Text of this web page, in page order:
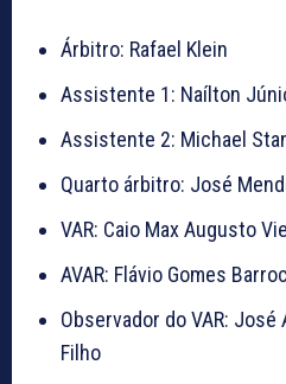
Árbitro: Rafael Klein
Assistente 1: Naílton
Assistente 2: Michael
Quarto árbitro: José
VAR: Caio Max Augusto
AVAR: Flávio Gomes
Observador do VAR:
Filho